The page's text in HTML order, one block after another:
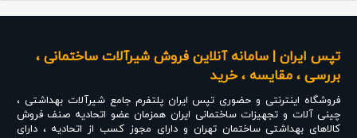
دکوراسیون تاثیر زیادی بر انتخاب رنگ وسایل خانه و نحوه چیدمان دارد، شاید
برایتان عجیب باشد اما باید بدانید که انتخاب شیرآلات و رنگ آن ها نیز می
تواند تحت تاثیر سبکی باشد که برای دکوراسیون خود در نظر گرفته اید.
شما می توانید از رنگ های خنثی برای انتخاب شیرآلات خود استفاده کنید تا با
هر رنگ و سبک دکوراسیونی تطبیق داشته باشد و یا رنگ های خاص و متفاوتی
تپس ایران | سامانه آنلاین فروش شیرآلات ساختمانی ،
بررسی ، مقایسه ، خرید
فروشگاه اینترنتی و حضوری تپس ایران پلتفرم جامع شیرآلات بهداشتی ،
چینی آلات و تجهیزات ساختمانی ایران همزمان عضو اتحادیه صنف فروش
کالاهای بهداشتی ساختمان تهران و دارای مجوز کسب از اتحادیه ، دارای